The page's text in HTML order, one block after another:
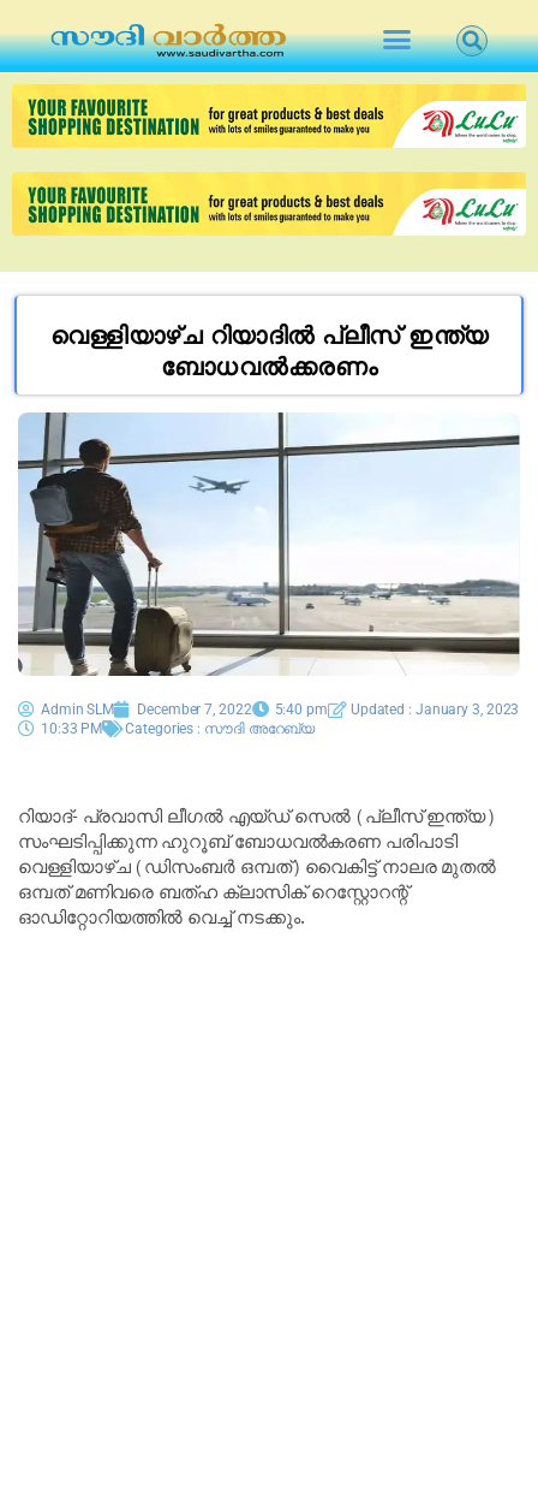
വെള്ളിയാഴ്ച റിയാദിൽ പ്ലീസ് ഇന്ത്യ
ബോധവല്‍ക്കരണം
Admin SLM December 7, 2022 5:40 pm
Updated : January 3, 2023
10:33 PM
Categories : സൗദി അറേബ്യ
റിയാദ്- പ്രവാസി ലീഗല്‍ എയ്ഡ് സെല്‍ (പ്ലീസ് ഇന്ത്യ)
സംഘടിപ്പിക്കുന്ന ഹുറൂബ് ബോധവല്‍കരണ പരിപാടി
വെള്ളിയാഴ്ച (ഡിസംബര്‍ ഒമ്പത്) വൈകിട്ട് നാലര മുതല്‍
ഒമ്പത് മണിവരെ ബത്ഹ ക്ലാസിക് റെസ്റ്റോറന്റ്
ഓഡിറ്റോറിയത്തില്‍ വെച്ച് നടക്കും.